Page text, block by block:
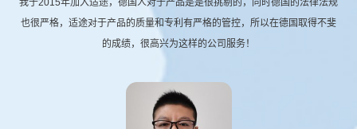
我于2015年加入适途，德国人对于产品是是很挑剔的，同时德国的法律法规
也很严格，适途对于产品的质量和专利有严格的管控，所以在德国取得不斐
的成绩，很高兴为这样的公司服务！